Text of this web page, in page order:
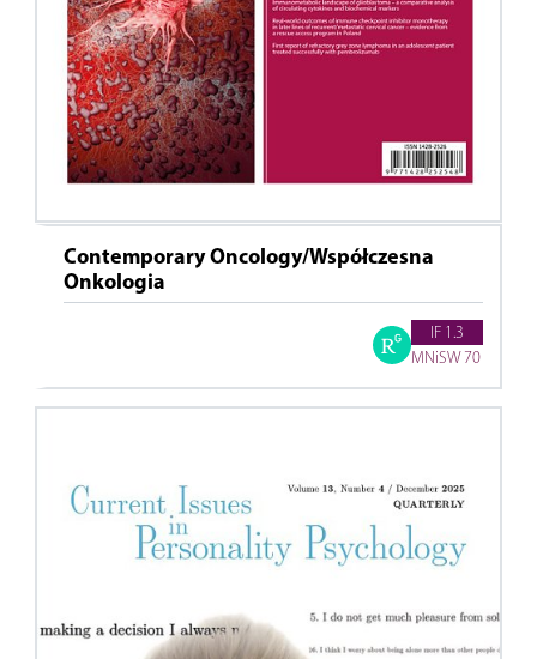
Contemporary Oncology/Współczesna
Onkologia
IF 1.3
MNiSW 70